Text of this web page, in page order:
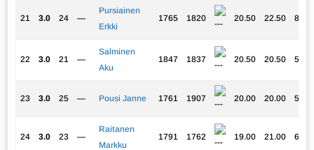
21 3.0 24 —
Pursiainen
Erkki
1765 1820 20.50 22.50 8.00
22 3.0 21 —
Salminen
Aku
1847 1837 20.50 20.50 5.00
23 3.0 25 — Pousi Janne 1761 1907 20.00 20.00 5.50
24 3.0 23 —
Raitanen
Markku
1791 1762 19.00 21.00 6.00